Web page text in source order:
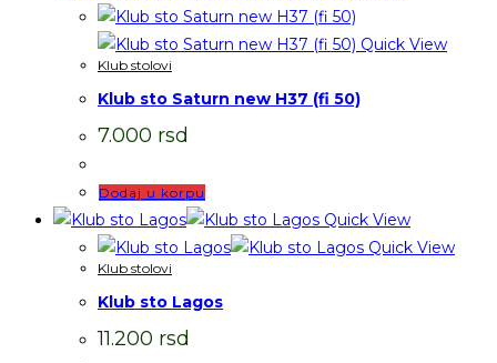
Quick View
Klub stolovi
Klub sto Saturn new H37 (fi 50)
7.000 rsd
Dodaj u korpu
Quick View
Quick View
Klub stolovi
Klub sto Lagos
11.200 rsd